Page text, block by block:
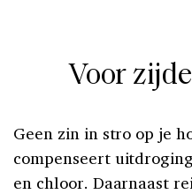
Voor
Geen zin in stro op je
compenseert
en chloor. Daarnaast